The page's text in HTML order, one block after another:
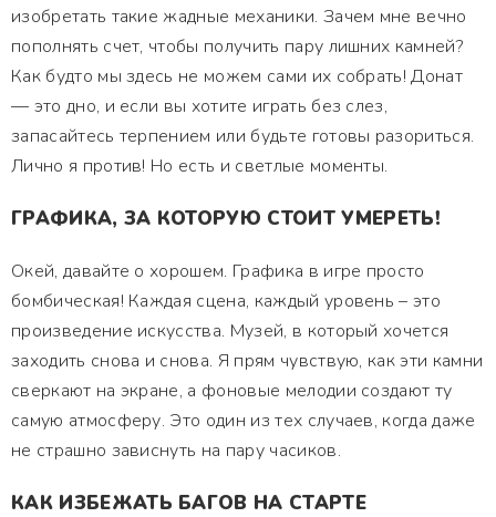
изобретать такие жадные механики. Зачем мне вечно
пополнять счет, чтобы получить пару лишних камней?
Как будто мы здесь не можем сами их собрать! Донат
— это дно, и если вы хотите играть без слез,
запасайтесь терпением или будьте готовы разориться.
Лично я против! Но есть и светлые моменты.
ГРАФИКА, ЗА КОТОРУЮ СТОИТ УМЕРЕТЬ!
Окей, давайте о хорошем. Графика в игре просто
бомбическая! Каждая сцена, каждый уровень – это
произведение искусства. Музей, в который хочется
заходить снова и снова. Я прям чувствую, как эти камни
сверкают на экране, а фоновые мелодии создают ту
самую атмосферу. Это один из тех случаев, когда даже
не страшно зависнуть на пару часиков.
КАК ИЗБЕЖАТЬ БАГОВ НА СТАРТЕ